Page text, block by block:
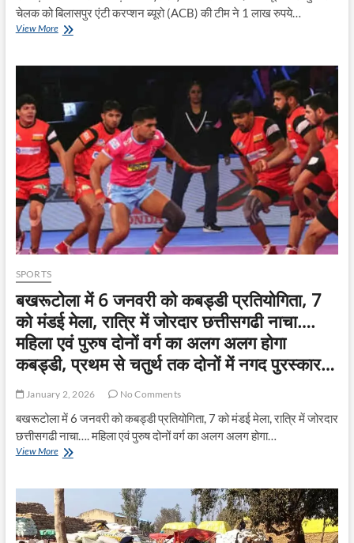
चेलक को बिलासपुर एंटी करप्शन ब्यूरो (ACB) की टीम ने 1 लाख रुपये…
View MoreSDM
रंगे
हाथ
गिरफ्तार
SPORTS
बखरूटोला में 6 जनवरी को कबड्डी प्रतियोगिता, 7
को मंडई मेला, रात्रि में जोरदार छत्तीसगढी नाचा….
महिला एवं पुरुष दोनों वर्ग का अलग अलग होगा
कबड्डी, प्रथम से चतुर्थ तक दोनों में नगद पुरस्कार…
January 2, 2026 No Comments
बखरूटोला में 6 जनवरी को कबड्डी प्रतियोगिता, 7 को मंडई मेला, रात्रि में जोरदार
छत्तीसगढी नाचा…. महिला एवं पुरुष दोनों वर्ग का अलग अलग होगा…
View Moreबखरूटोला
जनवरी
को
कबड्डी
प्रतियोगिता,